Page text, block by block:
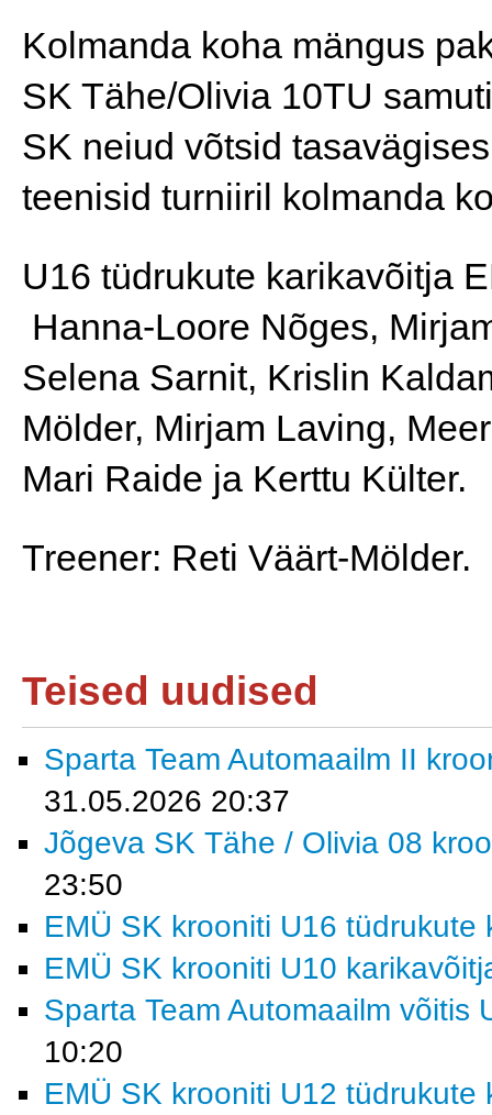
Kolmanda koha mängus
SK Tähe/Olivia 10TU
SK neiud võtsid
teenisid turniiril kolmanda
U16 tüdrukute karikavõitja
Selena Sarnit, Krislin
Mölder, Mirjam Laving,
Mari Raide ja Kerttu Külter.
Treener: Reti Väärt-Mölder.
Teised uudised
Sparta Team Automaailm II
31.05.2026 20:37
Jõgeva SK Tähe / Olivia 08
23:50
EMÜ SK krooniti U16 tüdrukute
EMÜ SK krooniti U10
Sparta Team Automaailm võitis
10:20
EMÜ SK krooniti U12 tüdrukute